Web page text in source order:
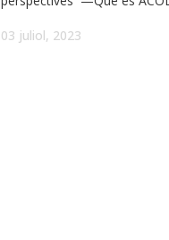
03 juliol, 2023